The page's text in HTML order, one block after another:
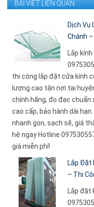
BÀI VIẾT LIÊN QUAN
Dịch Vụ
Chánh
Lắp
thi công lắp đặt cửa kính
lượng cao tận nơi tại
chính hãng, đo đạc
cao cấp, bảo hành dài
nhanh gọn, sạch sẽ, giá
hệ ngay Hotline
giá miễn phí!
Lắp Đặt
– Thi
Lắp đặt